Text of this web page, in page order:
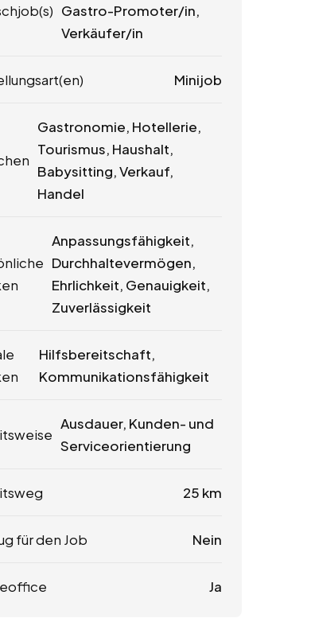
Gastro-Promoter/in,
Verkäufer/in
Minijob
Gastronomie, Hotellerie,
Tourismus, Haushalt,
Babysitting, Verkauf,
Handel
Anpassungsfähigkeit,
Durchhaltevermögen,
Ehrlichkeit, Genauigkeit,
Zuverlässigkeit
Hilfsbereitschaft,
Kommunikationsfähigkeit
Ausdauer, Kunden- und
Serviceorientierung
25 km
für den Job Nein
Ja